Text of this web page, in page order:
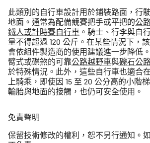
此類別的自行車設計用於鋪裝路面，行
地面。通常為配備競賽把手或平把的公
鐵人或計時賽自行車 。騎士、行李與自
量不得超過 120 公斤。在某些情況下，
會依組件製造商的使用建議進一步降低
臂式或碟煞的可靠公路越野車與礫石公
於特殊情況。此外，這些自行車也適合
上騎乘，即使因 15 至 20 公分高的小階
輪胎與地面的接觸，也仍可安全使用。
免責聲明
保留技術修改的權利，恕不另行通知。